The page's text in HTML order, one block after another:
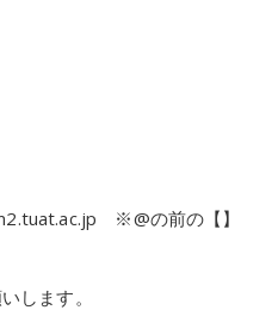
※@の前の【】
します。